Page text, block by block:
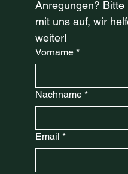
Anregungen?
mit uns auf, wir
weiter!
Vorname *
Nachname *
Email *